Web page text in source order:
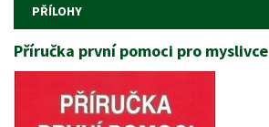
PŘÍLOHY
Příručka první pomoci pro myslivce